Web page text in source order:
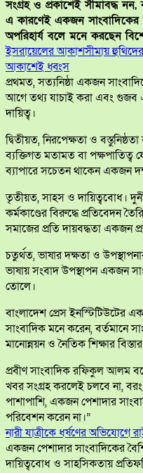
সংগ্রহ ও প্রকাশেই সীমাবদ্ধ
এ কারণেই একজন সাংবাদিকের
অপরিহার্য বলে মনে করছেন
ইসরায়েলের আকাশসীমায়
আকাশেই ধ্বংস
প্রথমত, সত্যনিষ্ঠা একজন
আগে তথ্য যাচাই করা এবং গুজব
দায়িত্ব।
দ্বিতীয়ত, নিরপেক্ষতা ও
ব্যক্তিগত মতামত বা পক্ষপাতিত্ব
ব্যাপারে সচেতন থাকেন একজন
তৃতীয়ত, সাহস ও দায়িত্ববোধ।
কর্মকাণ্ডের বিরুদ্ধে প্রতিবেদন
সমাজের প্রতি দায়বদ্ধতা একজন
চতুর্থত, ভাষার দক্ষতা ও
ভাষায় সংবাদ উপস্থাপন একজন
তোলে।
বাংলাদেশ প্রেস ইনস্টিটিউটের
সাংবাদিক মনে করেন, বর্তমানে
মানোন্নয়ন ও নৈতিক শিক্ষার
প্রবীণ সাংবাদিক রফিকুল আলম
খবর সংগ্রহ করলেই চলবে না,
পাশাপাশি, একজন পেশাদার
পরিবেশন করেন না।”
নারী যাত্রীকে ধর্ষণের অভিযোগে
একজন পেশাদার সাংবাদিকের
দায়িত্ববোধ ও সাহসিকতায়